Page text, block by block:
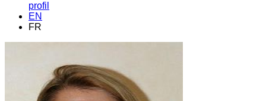
profil
EN
FR